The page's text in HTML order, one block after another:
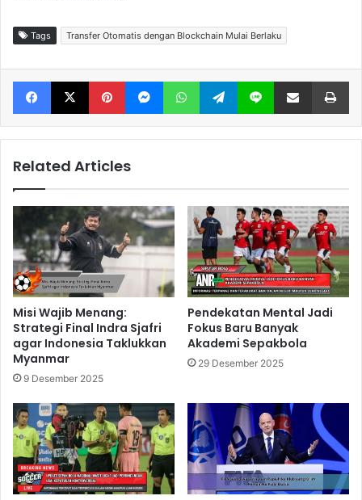
Tags Transfer Otomatis dengan Blockchain Mulai Berlaku
Facebook X Pinterest Messenger WhatsApp Telegram Line Share via Email
Related Articles
Misi Wajib Menang:
Strategi Final Indra Sjafri
agar Indonesia Taklukkan
Myanmar
9 Desember 2025
Pendekatan Mental Jadi
Fokus Baru Banyak
Akademi Sepakbola
29 Desember 2025